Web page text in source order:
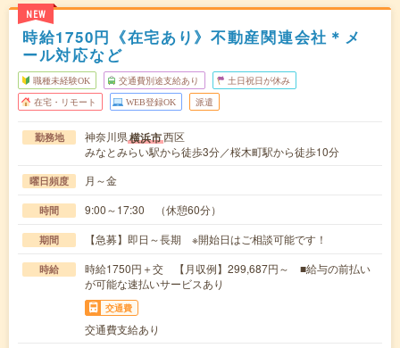
NEW
時給1750円《在宅あり》不動産関連会社＊メ
ール対応など
職種未経験OK 交通費別途支給あり 土日祝日が休み
在宅・リモート WEB登録OK 派遣
勤務地 神奈川県横浜市西区
みなとみらい駅から徒歩3分／桜木町駅から徒歩10分
曜日頻度 月～金
時間 9:00～17:30 （休憩60分）
期間 【急募】即日～長期 ※開始日はご相談可能です！
時給
時給1750円＋交 【月収例】299,687円～ ■給与の前払い
が可能な速払いサービスあり
交通費
交通費支給あり